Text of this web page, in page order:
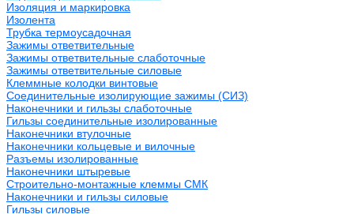
Изоляция и маркировка
Изолента
Трубка термоусадочная
Зажимы ответвительные
Зажимы ответвительные слаботочные
Зажимы ответвительные силовые
Клеммные колодки винтовые
Соединительные изолирующие зажимы (СИЗ)
Наконечники и гильзы слаботочные
Гильзы соединительные изолированные
Наконечники втулочные
Наконечники кольцевые и вилочные
Разъемы изолированные
Наконечники штыревые
Строительно-монтажные клеммы СМК
Наконечники и гильзы силовые
Гильзы силовые